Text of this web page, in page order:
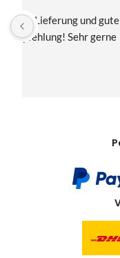
Toller Shop, Top
Hammer war der
Samstag